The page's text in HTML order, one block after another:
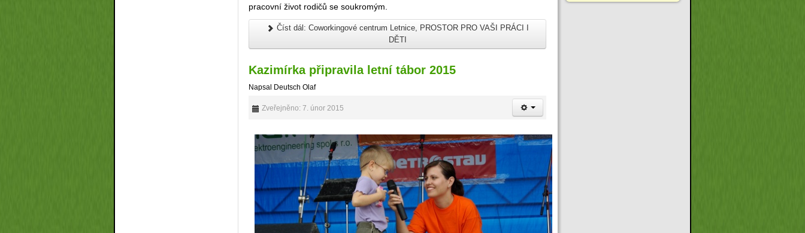
pracovní život rodičů se soukromým.
Číst dál: Coworkingové centrum Letnice, PROSTOR PRO VAŠI PRÁCI I
DĚTI
Kazimírka připravila letní tábor 2015
Napsal Deutsch Olaf
Zveřejněno: 7. únor 2015